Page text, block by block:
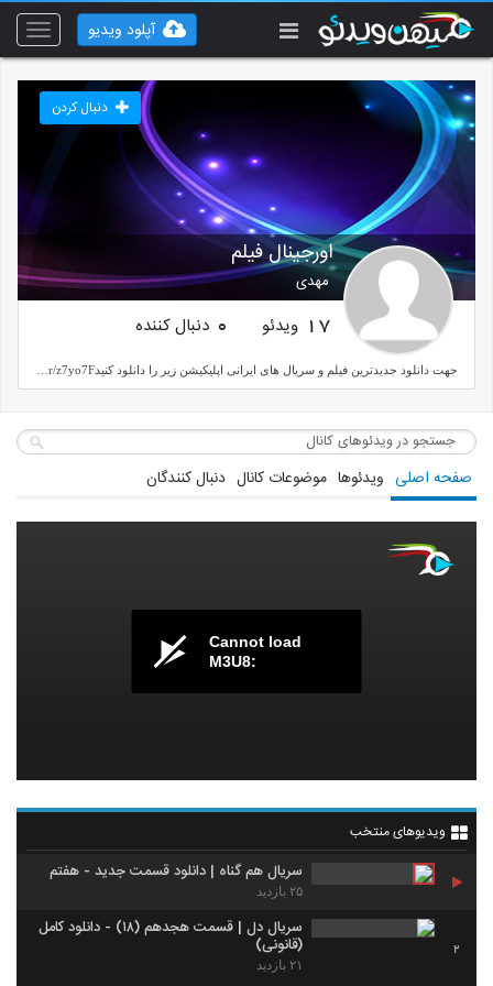
Toggle
آپلود ویدیو
اورجینال فیلم
مهدی
دنبال کردن
17 ویدئو 0 دنبال کننده
صفحه اصلی ویدئوها موضوعات کانال دنبال کنندگان
Cannot load
M3U8:
ویدیوهای منتخب
سریال هم گناه | دانلود قسمت جدید - هفتم
۲۵ بازدید
2
سریال دل | قسمت هجدهم (۱۸) - دانلود کامل
(قانونی)
۲۱ بازدید